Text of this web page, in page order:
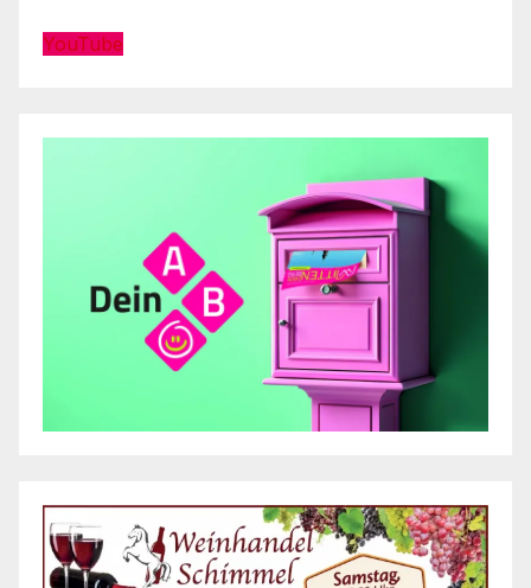
YouTube